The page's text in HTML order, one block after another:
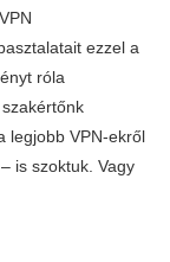
ezzel a
róla
legjobb VPN-ekről
– is szoktuk. Vagy